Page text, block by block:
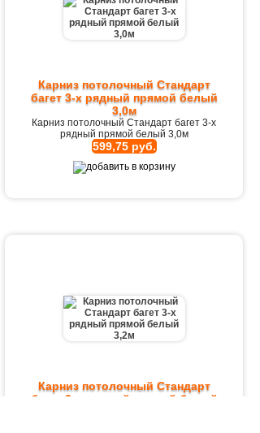
Карниз потолочный Стандарт
багет 3-х рядный прямой белый
3,0м
Карниз потолочный Стандарт багет 3-х
рядный прямой белый 3,0м
599,75 руб.
Карниз потолочный Стандарт
багет 3-х рядный прямой белый